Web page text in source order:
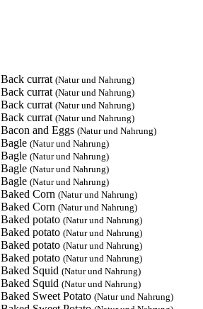
Back currat (Natur und Nahrung)
Back currat (Natur und Nahrung)
Back currat (Natur und Nahrung)
Back currat (Natur und Nahrung)
Bacon and Eggs (Natur und Nahrung)
Bagle (Natur und Nahrung)
Bagle (Natur und Nahrung)
Bagle (Natur und Nahrung)
Bagle (Natur und Nahrung)
Baked Corn (Natur und Nahrung)
Baked Corn (Natur und Nahrung)
Baked potato (Natur und Nahrung)
Baked potato (Natur und Nahrung)
Baked potato (Natur und Nahrung)
Baked potato (Natur und Nahrung)
Baked Squid (Natur und Nahrung)
Baked Squid (Natur und Nahrung)
Baked Sweet Potato (Natur und Nahrung)